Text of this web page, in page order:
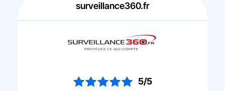
surveillance360.fr
5/5